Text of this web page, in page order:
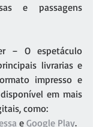
e passagens
– O espetáculo
livrarias e
impresso e
em mais
como:
e Google Play.